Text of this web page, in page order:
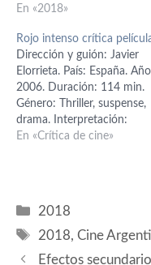
En «2018»
Rojo intenso crítica
Dirección y guión: Javier
Elorrieta. País: España.
2006. Duración: 114 min.
Género: Thriller, suspense,
drama. Interpretación:
Fabián Mazzei (Ignacio),
Ferrer (Emilia), Juli Mira
(Vicente), Salvador Sacur
En «Crítica de cine»
Categorías
2018
Etiquetas
2018,Cine
Efectos